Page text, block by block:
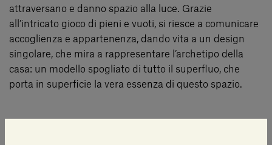
attraversano e danno spazio alla luce. Grazie
all’intricato gioco di pieni e vuoti, si riesce a comunicare
accoglienza e appartenenza, dando vita a un design
singolare, che mira a rappresentare l’archetipo della
casa: un modello spogliato di tutto il superfluo, che
porta in superficie la vera essenza di questo spazio.